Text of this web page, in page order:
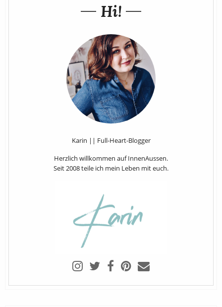
Hi!
Karin || Full-Heart-Blogger
Herzlich willkommen auf InnenAussen.
Seit 2008 teile ich mein Leben mit euch.